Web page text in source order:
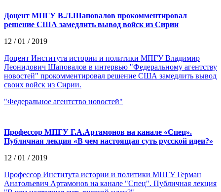
Доцент МПГУ В.Л.Шаповалов прокомментировал
решение США замедлить вывод войск из Сирии
12 / 01 / 2019
Доцент Института истории и политики МПГУ Владимир
Леонидович Шаповалов в интервью "Федеральному агентству
новостей" прокомментировал решение США замедлить вывод
своих войск из Сирии.
"Федеральное агентство новостей"
Профессор МПГУ Г.А.Артамонов на канале «Спец».
Публичная лекция «В чем настоящая суть русской идеи?»
12 / 01 / 2019
Профессор Института истории и политики МПГУ Герман
Анатольевич Артамонов на канале "Спец". Публичная лекция